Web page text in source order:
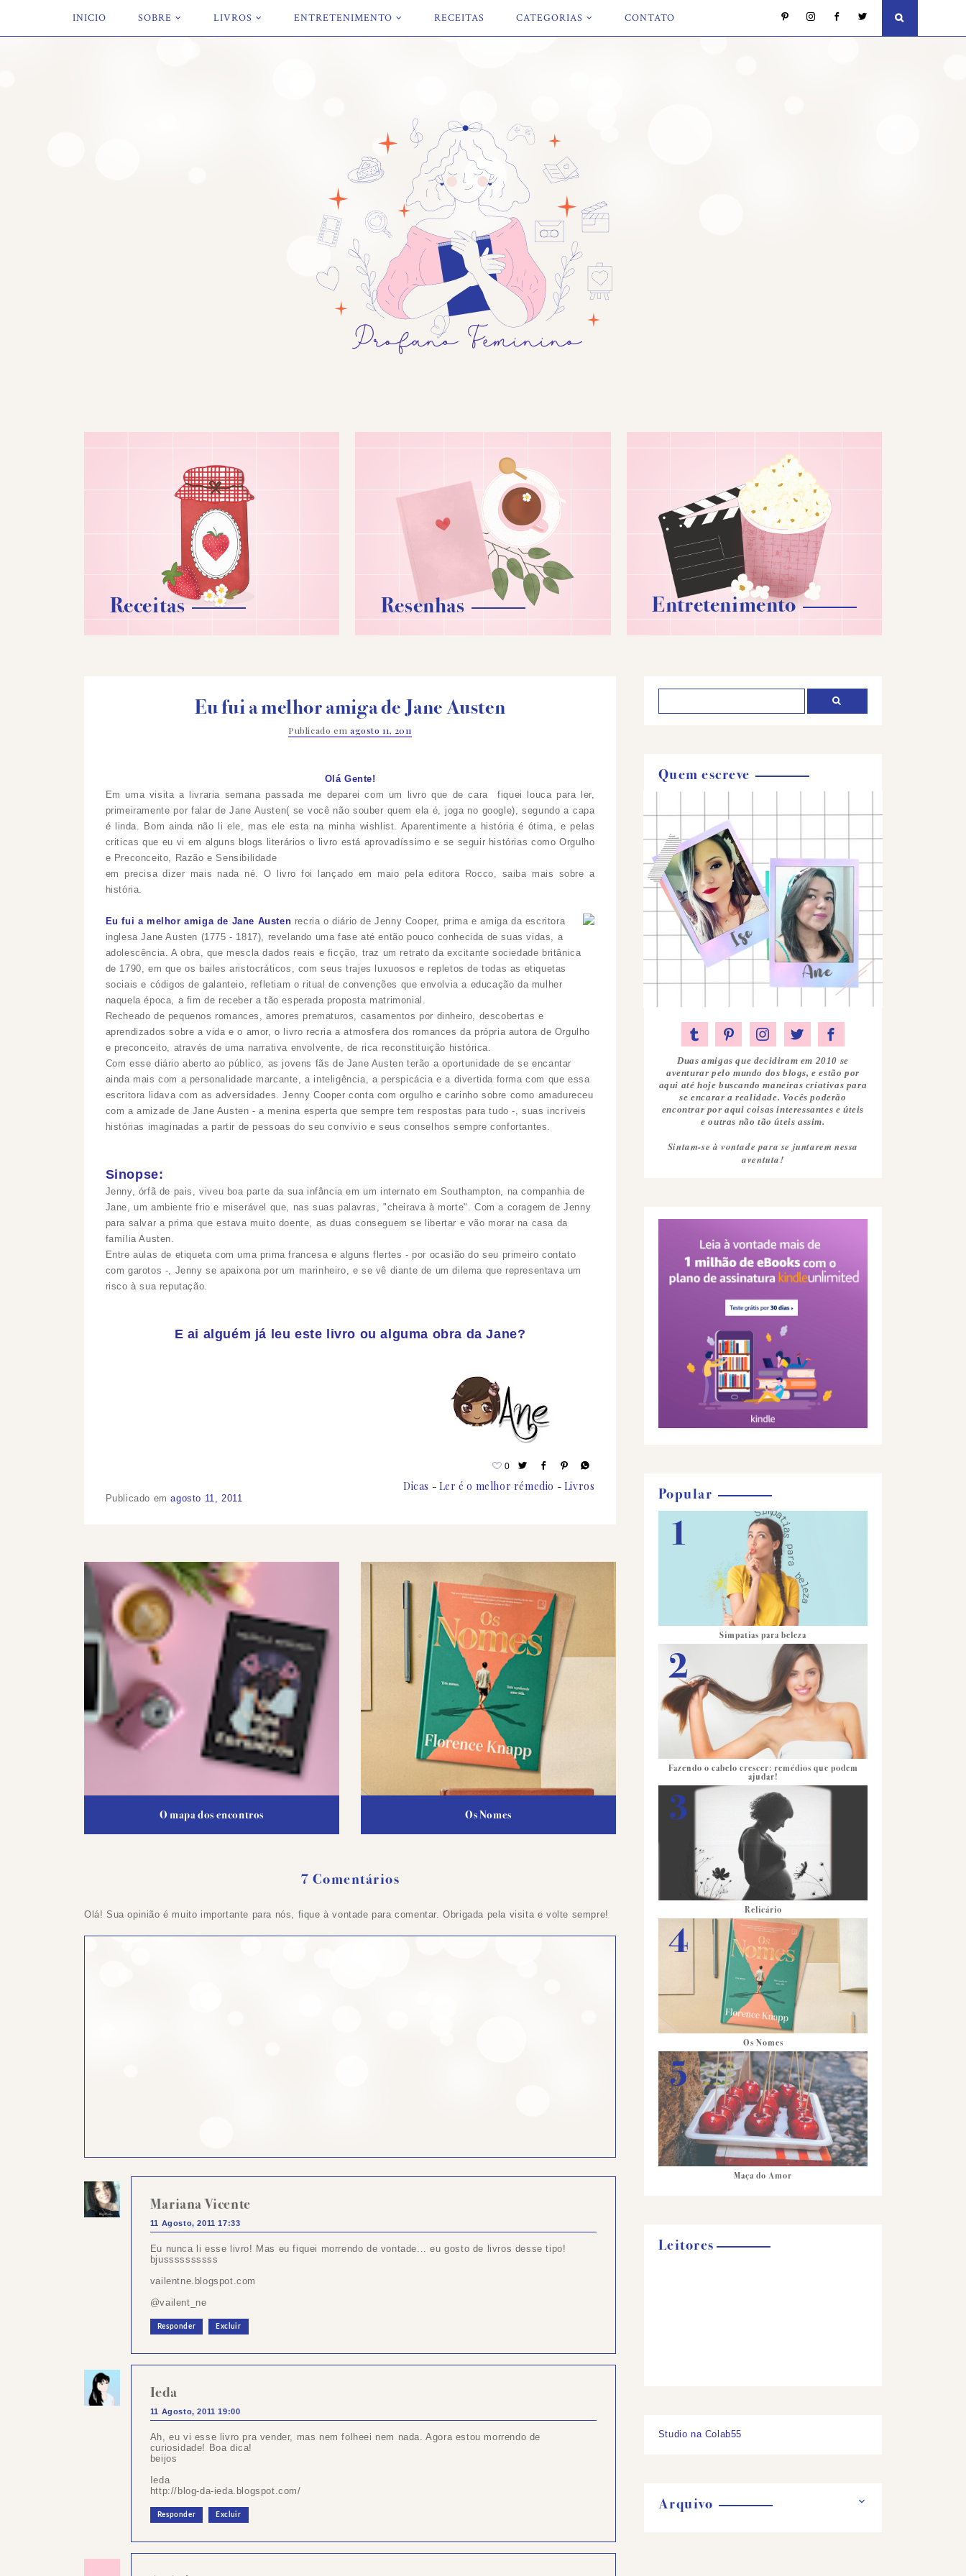
INICIO SOBRE LIVROS ENTRETENIMENTO RECEITAS CATEGORIAS CONTATO
Receitas Resenhas Entretenimento
Eu fui a melhor amiga de Jane Austen
Publicado em agosto 11, 2011
Olá Gente!
Em uma visita a livraria semana passada me deparei com um livro que de cara fiquei louca para ler,
primeiramente por falar de Jane Austen( se você não souber quem ela é, joga no google), segundo a capa
é linda. Bom ainda não li ele, mas ele esta na minha wishlist. Aparentimente a história é ótima, e pelas
criticas que eu vi em alguns blogs literários o livro está aprovadíssimo e se seguir histórias como Orgulho
e Preconceito, Razão e Sensibilidade
em precisa dizer mais nada né. O livro foi lançado em maio pela editora Rocco, saiba mais sobre a
história.
Eu fui a melhor amiga de Jane Austen recria o diário de Jenny Cooper, prima e amiga da escritora
inglesa Jane Austen (1775 - 1817), revelando uma fase até então pouco conhecida de suas vidas, a
adolescência. A obra, que mescla dados reais e ficção, traz um retrato da excitante sociedade britânica
de 1790, em que os bailes aristocráticos, com seustrajes luxuosos e repletos de todas as etiquetas
sociais e códigos de galanteio, refletiam o ritual de convenções que envolvia a educação da mulher
naquela época, a fim de receber a tão esperada proposta matrimonial.
Recheado de pequenos romances, amores prematuros, casamentos por dinheiro, descobertas e
aprendizados sobre a vida e o amor, o livro recria a atmosfera dos romances da própria autora de Orgulho
e preconceito, através de uma narrativa envolvente, de rica reconstituição histórica.
Com esse diário aberto ao público, as jovens fãs de Jane Austen terão a oportunidade de se encantar
ainda mais com a personalidade marcante, a inteligência, a perspicácia e a divertida forma com que essa
escritora lidava com as adversidades. Jenny Cooper conta com orgulho e carinho sobre como amadureceu
com a amizade de Jane Austen - a menina esperta que sempre tem respostas para tudo -, suas incríveis
histórias imaginadas a partir de pessoas do seu convívio e seus conselhos sempre confortantes.
Sinopse:
Jenny, órfã de pais, viveu boa parte da sua infância em um internato em Southampton, na companhia de
Jane, um ambiente frio e miserável que, nas suas palavras, "cheirava à morte". Com a coragem de Jenny
para salvar a prima que estava muito doente, as duas conseguem se libertar e vão morar na casa da
família Austen.
Entre aulas de etiqueta com uma prima francesa e alguns flertes - por ocasião do seu primeiro contato
com garotos -, Jenny se apaixona por um marinheiro, e se vê diante de um dilema que representava um
risco à sua reputação.
E ai alguém já leu este livro ou alguma obra da Jane?
0
Dicas Ler é o melhor rémedio Livros
Publicado emagosto 11, 2011
O mapa dos encontros Os Nomes
7 Comentários
Olá! Sua opinião é muito importante para nós, fique à vontade para comentar. Obrigada pela visita e volte sempre!
Mariana Vicente
11 Agosto, 2011 17:33
Eu nunca li esse livro! Mas eu fiquei morrendo de vontade... eu gosto de livros desse tipo!
bjussssssssss
vailentne.blogspot.com
@vailent_ne
Responder Excluir
Ieda
11 Agosto, 2011 19:00
Ah, eu vi esse livro pra vender, mas nem folheei nem nada. Agora estou morrendo de
curiosidade! Boa dica!
beijos
Ieda
http://blog-da-ieda.blogspot.com/
Responder Excluir
Quem escreve
Duas amigas que decidiram em 2010 se
aventurar pelo mundo dos blogs, e estão por
aqui até hoje buscando maneiras criativas para
se encarar a realidade. Vocês poderão
encontrar por aqui coisas interessantes e úteis
e outras não tão úteis assim.
Sintam-se à vontade para se juntarem nessa
aventuta!
Popular
Simpatias para beleza
Fazendo o cabelo crescer: remédios que podem
ajudar!
Relicário
Os Nomes
Maça do Amor
Leitores
Studio na Colab55
Arquivo